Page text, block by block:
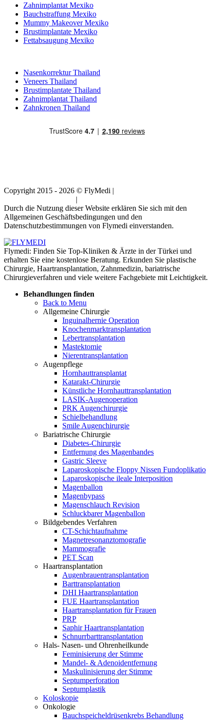
Zahnimplantat Mexiko
Bauchstraffung Mexiko
Mummy Makeover Mexiko
Brustimplantate Mexiko
Fettabsaugung Mexiko
Nasenkorrektur Thailand
Veneers Thailand
Brustimplantate Thailand
Zahnimplantat Thailand
Zahnkronen Thailand
Copyright 2015 - 2026 © FlyMedi |
|
Durch die Nutzung dieser Website erklären Sie sich mit den
Allgemeinen Geschäftsbedingungen und den
Datenschutzbestimmungen von Flymedi einverstanden.
Flymedi: Finden Sie Top-Kliniken & Ärzte in der Türkei und
erhalten Sie eine kostenlose Beratung. Erkunden Sie plastische
Chirurgie, Haartransplantation, Zahnmedizin, bariatrische
Chirurgieverfahren und viele weitere Fachgebiete mit Leichtigkeit.
Behandlungen finden
Back to Menu
Allgemeine Chirurgie
Inguinalhernie Operation
Knochenmarktransplantation
Lebertransplantation
Mastektomie
Nierentransplantation
Augenpflege
Hornhauttransplantat
Katarakt-Chirurgie
Künstliche Hornhauttransplantation
LASIK-Augenoperation
PRK Augenchirurgie
Schielbehandlung
Smile Augenchirurgie
Bariatrische Chirurgie
Diabetes-Chirurgie
Entfernung des Magenbandes
Gastric Sleeve
Laparoskopische Floppy Nissen Fundoplikatio
Laparoskopische ileale Interposition
Magenballon
Magenbypass
Magenschlauch Revision
Schluckbarer Magenballon
Bildgebendes Verfahren
CT-Schichtaufnahme
Magnetresonanztomografie
Mammografie
PET Scan
Haartransplantation
Augenbrauentransplantation
Barttransplantation
DHI Haartransplantation
FUE Haartransplantation
Haartransplantation für Frauen
PRP
Saphir Haartransplantation
Schnurrbarttransplantation
Hals- Nasen- und Ohrenheilkunde
Feminisierung der Stimme
Mandel- & Adenoidentfernung
Maskulinisierung der Stimme
Septumperforation
Septumplastik
Koloskopie
Onkologie
Bauchspeicheldrüsenkrebs Behandlung